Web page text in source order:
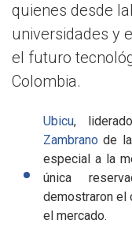
quienes desde
universidades y
el futuro
Colombia.
Ubicu,
Zambrano de
especial a la
única
demostraron el
el mercado.